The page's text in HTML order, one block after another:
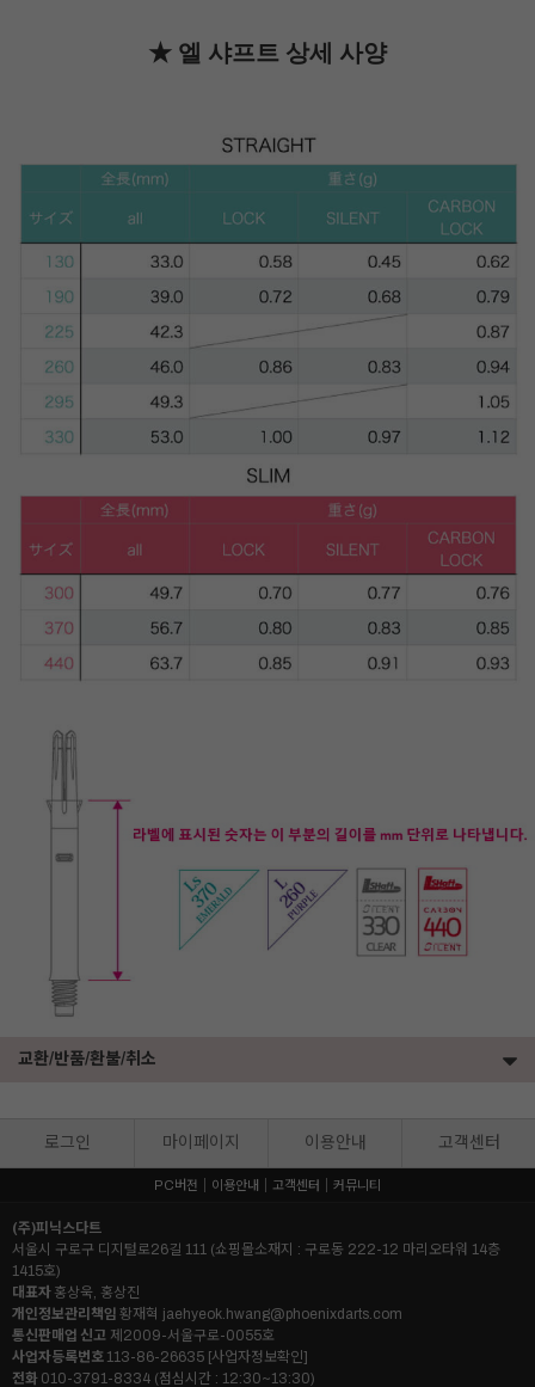
★ 엘 샤프트 상세 사양
교환/반품/환불/취소
로그인 마이페이지 이용안내 고객센터
PC버전 이용안내 고객센터 커뮤니티
(주)피닉스다트
서울시 구로구 디지털로26길 111 (쇼핑몰소재지 : 구로동 222-12 마리오타워 14층
1415호)
대표자 홍상욱, 홍상진
개인정보관리책임 황재혁 jaehyeok.hwang@phoenixdarts.com
통신판매업 신고 제2009-서울구로-0055호
사업자등록번호 113-86-26635 [사업자정보확인]
전화 010-3791-8334 (점심시간 : 12:30~13:30)